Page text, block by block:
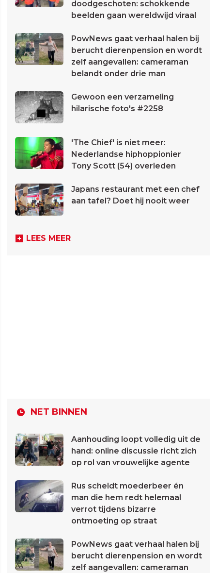
doodgeschoten: schokkende
beelden gaan wereldwijd viraal
PowNews gaat verhaal halen bij
berucht dierenpension en wordt
zelf aangevallen: cameraman
belandt onder drie man
Gewoon een verzameling
hilarische foto's #2258
'The Chief' is niet meer:
Nederlandse hiphoppionier
Tony Scott (54) overleden
Japans restaurant met een chef
aan tafel? Doet hij nooit weer
LEES MEER
NET BINNEN
Aanhouding loopt volledig uit de
hand: online discussie richt zich
op rol van vrouwelijke agente
Rus scheldt moederbeer én
man die hem redt helemaal
verrot tijdens bizarre
ontmoeting op straat
PowNews gaat verhaal halen bij
berucht dierenpension en wordt
zelf aangevallen: cameraman